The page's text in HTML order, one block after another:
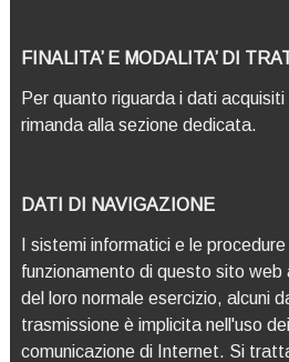
FINALITA’ E MODALITA’ DI
Per quanto riguarda i dati
rimanda alla sezione dedicata.
DATI DI NAVIGAZIONE
I sistemi informatici e le
funzionamento di questo sito web
del loro normale esercizio, alcuni
trasmissione è implicita nell'uso
comunicazione di Internet. Si